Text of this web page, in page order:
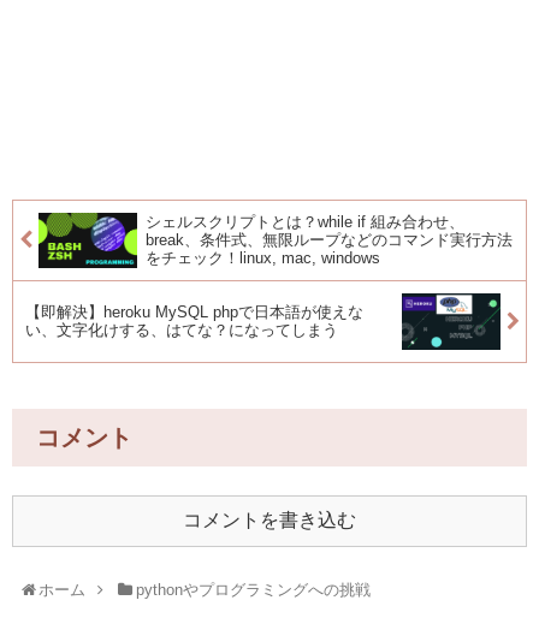
シェルスクリプトとは？while if 組み合わせ、
break、条件式、無限ループなどのコマンド実行方法
をチェック！linux, mac, windows
【即解決】heroku MySQL phpで日本語が使えな
い、文字化けする、はてな？になってしまう
コメント
コメントを書き込む
ホーム pythonやプログラミングへの挑戦